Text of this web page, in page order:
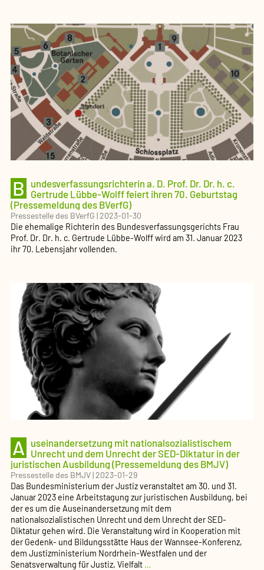
B
undesverfassungsrichterin a. D. Prof. Dr. Dr. h. c.
Gertrude Lübbe-Wolff feiert ihren 70. Geburtstag
(Pressemeldung des BVerfG)
Pressestelle des BVerfG |2023-01-30
Die ehemalige Richterin des Bundesverfassungsgerichts Frau
Prof. Dr. Dr. h. c. Gertrude Lübbe-Wolff wird am 31. Januar 2023
ihr 70. Lebensjahr vollenden.
A useinandersetzung mit nationalsozialistischem
Unrecht und dem Unrecht der SED-Diktatur in der
juristischen Ausbildung (Pressemeldung des BMJV)
Pressestelle des BMJV|2023-01-29
Das Bundesministerium der Justiz veranstaltet am 30. und 31.
Januar 2023 eine Arbeitstagung zur juristischen Ausbildung, bei
der es um die Auseinandersetzung mit dem
nationalsozialistischen Unrecht und dem Unrecht der SED-
Diktatur gehen wird. Die Veranstaltung wird in Kooperation mit
der Gedenk- und Bildungsstätte Haus der Wannsee-Konferenz,
dem Justizministerium Nordrhein-Westfalen und der
Senatsverwaltung für Justiz, Vielfalt …